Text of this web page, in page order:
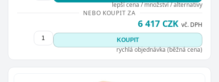
lepší cena / množství / alternativy
NEBO KOUPIT ZA
6 417 CZK vč. DPH
KOUPIT
rychlá objednávka (běžná cena)